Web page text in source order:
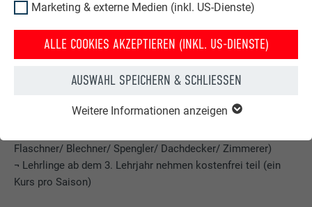
Marketing & externe Medien (inkl. US-Dienste)
ALLE COOKIES AKZEPTIEREN (INKL. US-DIENSTE)
AUSWAHL SPEICHERN & SCHLIESSEN
Weitere Informationen anzeigen
TEILNEHMER
¬ Meister m/w/d, Gesellen m/w/d des Dach- und
Flaschner/ Blechner/ Spengler/ Dachdecker/ Zimmerer)
¬ Lehrlinge ab dem 3. Lehrjahr nehmen kostenfrei teil (ein
Kurs pro Saison)